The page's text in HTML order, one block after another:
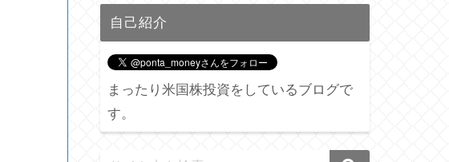
自己紹介
まったり米国株投資をしているブログで
す。